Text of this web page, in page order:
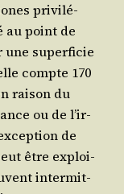
pri­vi­lé­
au point de
une super­fi­cie
compte 170
rai­son du
ou de l’ir­
de
être exploi­
inter­mit­